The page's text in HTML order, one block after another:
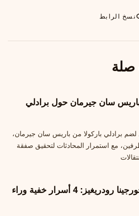
نسخ الرابط
صلة
سان جيرمان حول برادلي
برادلي باركولا من باريس سان جيرمان،
مع استمرار المحادثات لتحقيق صفقة
كريستيانو رونالدو وجورجينا رودريغيز: 4 أسرار خفية وراء